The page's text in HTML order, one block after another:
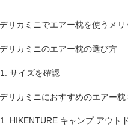
デリカミニでエアー枕を使うメリ
デリカミニのエアー枕の選び方
サイズを確認
デリカミニにおすすめのエアー枕
HIKENTURE キャンプ アウト